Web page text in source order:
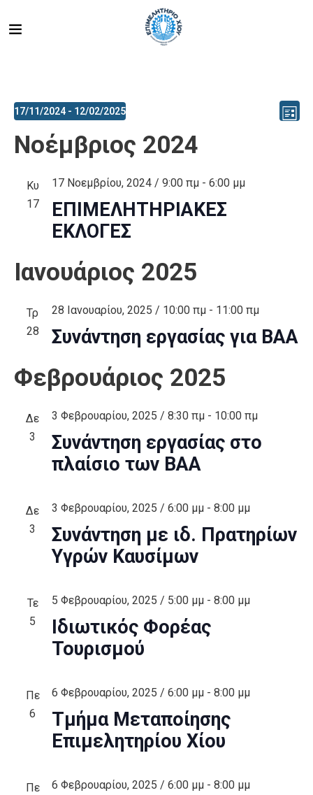
List
17/11/2024 - 12/02/2025
date.
Νοέμβριος 2024
Κυ
17
ΕΠΙΜΕΛΗΤΗΡΙΑΚΕΣ
ΕΚΛΟΓΕΣ
17 Νοεμβρίου, 2024 / 9:00 πμ- 6:00 μμ
Ιανουάριος 2025
Τρ
28
Συνάντηση εργασίας για ΒΑΑ
28 Ιανουαρίου, 2025 / 10:00 πμ- 11:00 πμ
Φεβρουάριος 2025
Δε
3
Συνάντηση εργασίας στο
πλαίσιο των ΒΑΑ
3 Φεβρουαρίου, 2025 / 8:30 πμ- 10:00 πμ
Δε
3
Συνάντηση με ιδ. Πρατηρίων
Υγρών Καυσίμων
3 Φεβρουαρίου, 2025 / 6:00 μμ- 8:00 μμ
Τε
5
Ιδιωτικός Φορέας
Τουρισμού
5 Φεβρουαρίου, 2025 / 5:00 μμ- 8:00 μμ
Πε
6
Τμήμα Μεταποίησης
Επιμελητηρίου Χίου
6 Φεβρουαρίου, 2025 / 6:00 μμ- 8:00 μμ
Πε
6 Φεβρουαρίου, 2025 / 6:00 μμ- 8:00 μμ